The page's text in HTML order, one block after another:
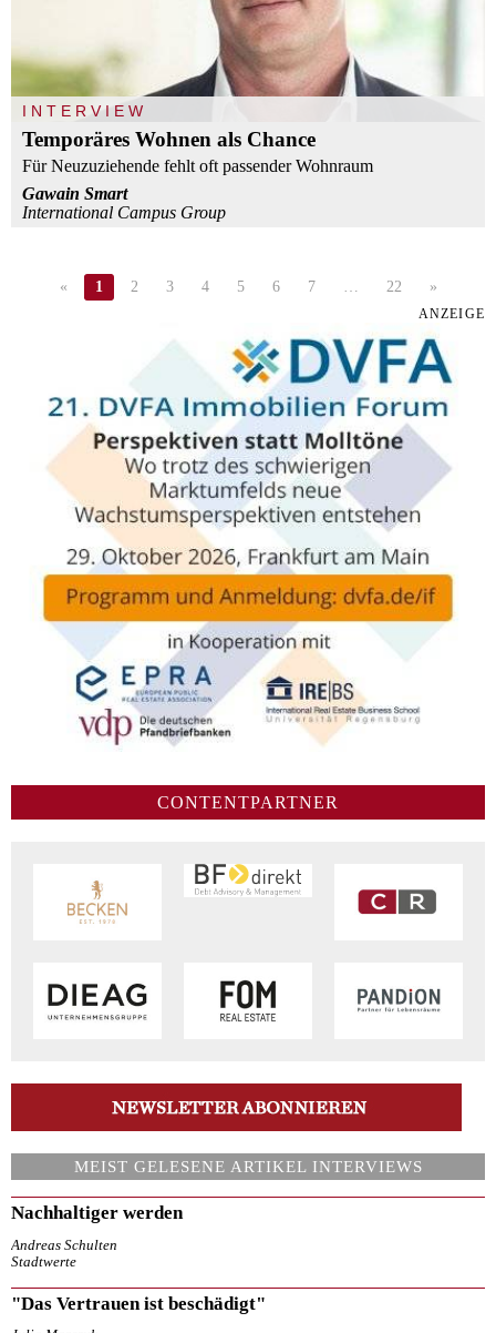
INTERVIEW
Temporäres Wohnen als Chance
Für Neuzuziehende fehlt oft passender Wohnraum
Gawain Smart
International Campus Group
« 1 2 3 4 5 6 7 … 22 »
ANZEIGE
CONTENTPARTNER
MEIST GELESENE ARTIKEL INTERVIEWS
Nachhaltiger werden
Andreas Schulten
Stadtwerte
"Das Vertrauen ist beschädigt"